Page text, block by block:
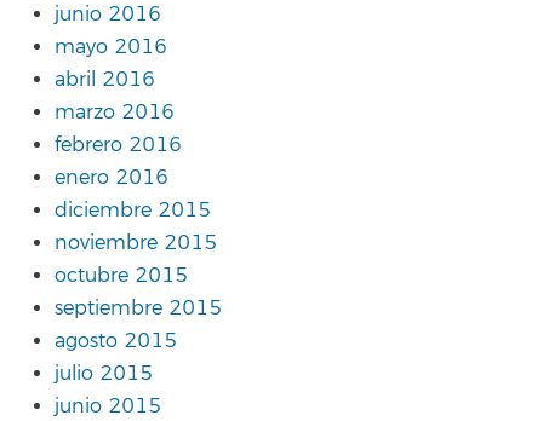
junio 2016
mayo 2016
abril 2016
marzo 2016
febrero 2016
enero 2016
diciembre 2015
noviembre 2015
octubre 2015
septiembre 2015
agosto 2015
julio 2015
junio 2015